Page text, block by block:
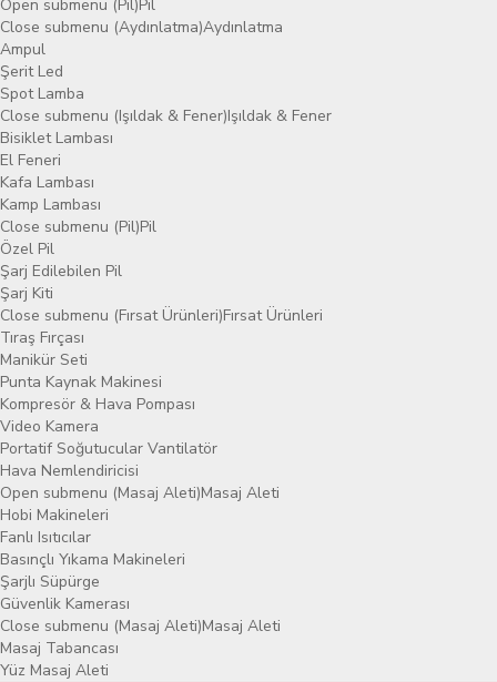
Open submenu (Pil)Pil
Close submenu (Aydınlatma)Aydınlatma
Ampul
Şerit Led
Spot Lamba
Close submenu (Işıldak & Fener)Işıldak & Fener
Bisiklet Lambası
El Feneri
Kafa Lambası
Kamp Lambası
Close submenu (Pil)Pil
Özel Pil
Şarj Edilebilen Pil
Şarj Kiti
Close submenu (Fırsat Ürünleri)Fırsat Ürünleri
Tıraş Fırçası
Manikür Seti
Punta Kaynak Makinesi
Kompresör & Hava Pompası
Video Kamera
Portatif Soğutucular Vantilatör
Hava Nemlendiricisi
Open submenu (Masaj Aleti)Masaj Aleti
Hobi Makineleri
Fanlı Isıtıcılar
Basınçlı Yıkama Makineleri
Şarjlı Süpürge
Güvenlik Kamerası
Close submenu (Masaj Aleti)Masaj Aleti
Masaj Tabancası
Yüz Masaj Aleti